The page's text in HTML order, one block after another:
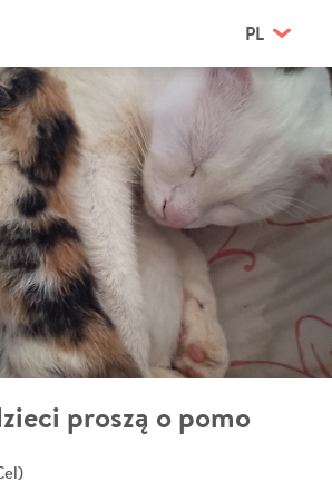
PL
proszą o pomo